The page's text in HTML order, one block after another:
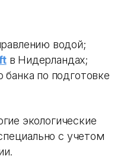
водой;
в Нидерландах;
по подготовке
экологические
с учетом